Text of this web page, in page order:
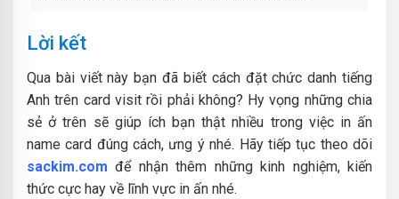
Lời kết
Qua bài viết này bạn đã biết cách đặt chức danh tiếng
Anh trên card visit rồi phải không? Hy vọng những chia
sẻ ở trên sẽ giúp ích bạn thật nhiều trong việc in ấn
name card đúng cách, ưng ý nhé. Hãy tiếp tục theo dõi
sackim.com để nhận thêm những kinh nghiệm, kiến
thức cực hay về lĩnh vực in ấn nhé.